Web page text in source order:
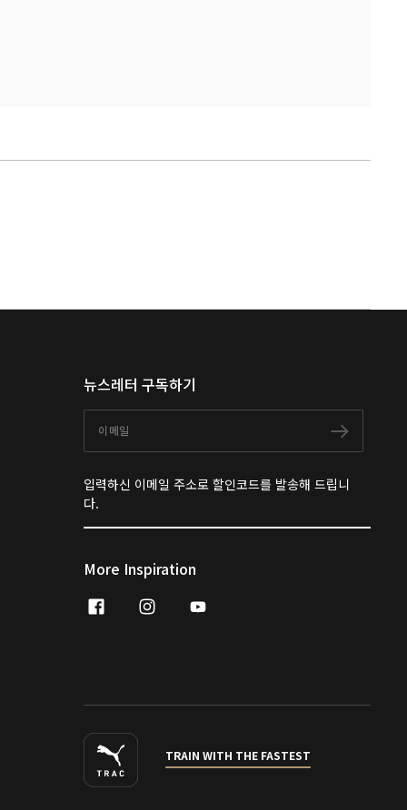
뉴스레터 구독하기
구독하
입력하신 이메일 주소로 할인코드를 발송해 드립니
다.
More Inspiration
facebookinstagram
youtube
TRAIN WITH THE FASTEST